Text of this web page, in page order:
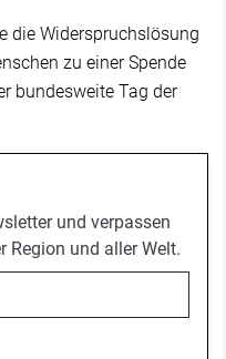
die Widerspruchslösung
zu einer Spende
bundesweite Tag der
und verpassen
Region und aller Welt.